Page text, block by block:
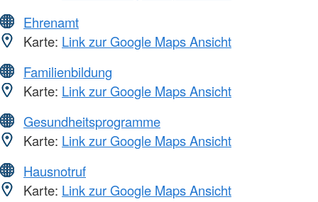
Ehrenamt
Karte: Link zur Google Maps Ansicht
Familienbildung
Karte: Link zur Google Maps Ansicht
Gesundheitsprogramme
Karte: Link zur Google Maps Ansicht
Hausnotruf
Karte: Link zur Google Maps Ansicht